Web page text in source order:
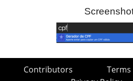
Contributors
Terms